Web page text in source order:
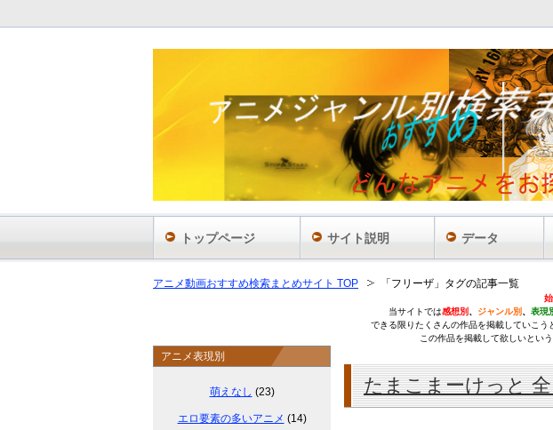
アニメ動画おすすめ検索まとめサイト TOP 「フリーザ」タグの記事一覧
当サイトでは感想別 、 ジャンル別 、 表現
できる限りたくさんの作品を掲載していこう
この作品を掲載して欲しいとい
たまこまーけっと
アニメ表現別
萌えなし (23)
エロ要素の多いアニメ (14)
トップページ サイト説明 データ